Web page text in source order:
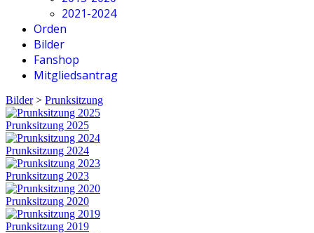
2021-2024
Orden
Bilder
Fanshop
Mitgliedsantrag
Bilder> Prunksitzung
Prunksitzung 2025
Prunksitzung 2024
Prunksitzung 2023
Prunksitzung 2020
Prunksitzung 2019